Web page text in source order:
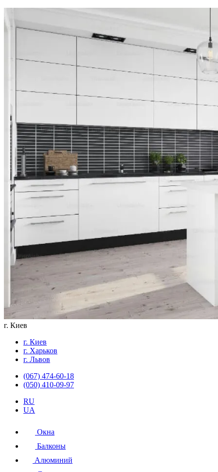
г. Киев
г. Киев
г. Харьков
г. Львов
(067) 474-60-18
(050) 410-09-97
RU
UA
Окна
Балконы
Алюминий